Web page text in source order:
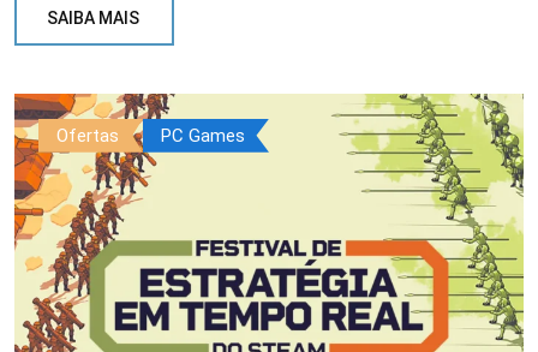
SAIBA MAIS
Ofertas PC Games